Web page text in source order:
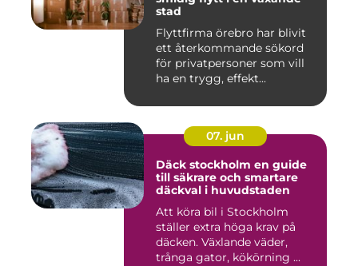
stad
Flyttfirma örebro har blivit
ett återkommande sökord
för privatpersoner som vill
ha en trygg, effekt...
07. jun
Däck stockholm en guide
till säkrare och smartare
däckval i huvudstaden
Att köra bil i Stockholm
ställer extra höga krav på
däcken. Växlande väder,
trånga gator, kökörning ...